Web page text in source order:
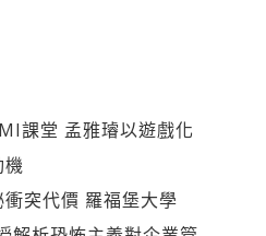
課堂 孟雅璿以遊戲化
機
突代價 羅福堡大學